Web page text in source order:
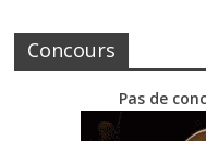
Concours
Pas de